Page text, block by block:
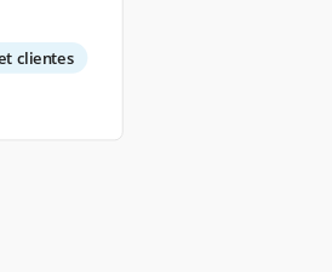
clientes